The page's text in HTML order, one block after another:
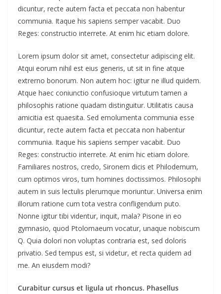
dicuntur, recte autem facta et peccata non habentur
communia. Itaque his sapiens semper vacabit. Duo
Reges: constructio interrete. At enim hic etiam dolore.
Lorem ipsum dolor sit amet, consectetur adipiscing elit.
Atqui eorum nihil est eius generis, ut sit in fine atque
extrerno bonorum. Non autem hoc: igitur ne illud quidem.
Atque haec coniunctio confusioque virtutum tamen a
philosophis ratione quadam distinguitur. Utilitatis causa
amicitia est quaesita. Sed emolumenta communia esse
dicuntur, recte autem facta et peccata non habentur
communia. Itaque his sapiens semper vacabit. Duo
Reges: constructio interrete. At enim hic etiam dolore.
Familiares nostros, credo, Sironem dicis et Philodemum,
cum optimos viros, tum homines doctissimos. Philosophi
autem in suis lectulis plerumque moriuntur. Universa enim
illorum ratione cum tota vestra confligendum puto.
Nonne igitur tibi videntur, inquit, mala? Pisone in eo
gymnasio, quod Ptolomaeum vocatur, unaque nobiscum
Q. Quia dolori non voluptas contraria est, sed doloris
privatio. Sed tempus est, si videtur, et recta quidem ad
me. An eiusdem modi?
Curabitur cursus et ligula ut rhoncus. Phasellus